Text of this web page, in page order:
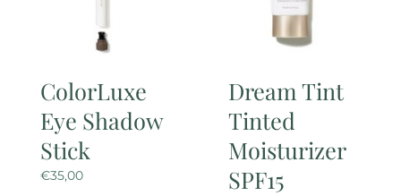
ColorLuxe
Eye Shadow
Stick
€35,00
Dream Tint
Tinted
Moisturizer
SPF15